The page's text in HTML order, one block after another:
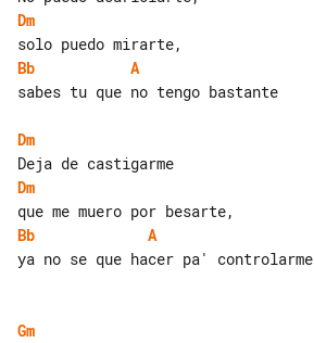
Dm
Bb
A
sabes tu que no tengo bastante
Dm
Dm
Bb
A
ya no se que hacer pa' controlarme
Gm